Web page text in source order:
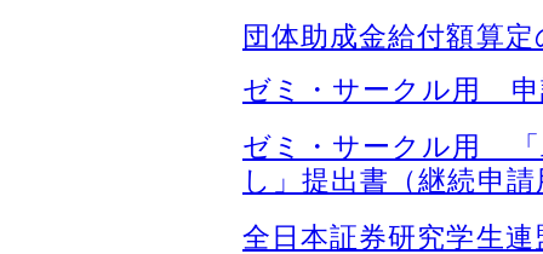
団体助成金給付額算
ゼミ・サークル用 申
ゼミ・サークル用 「
し」提出書（継続申請
全日本証券研究学生